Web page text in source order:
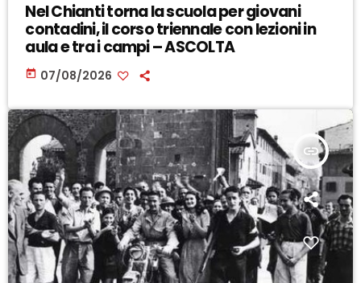
Nel Chianti torna la scuola per giovani
contadini, il corso triennale con lezioni in
aula e tra i campi – ASCOLTA
today 07/08/2026
insert_link